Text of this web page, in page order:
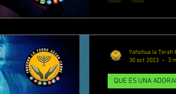
1 TESALONICENSES ESTUDIANDO JOSUE
2 TESALONICENSES
QUE ES UNA
Yahshua la Torah
30 oct 2023
3